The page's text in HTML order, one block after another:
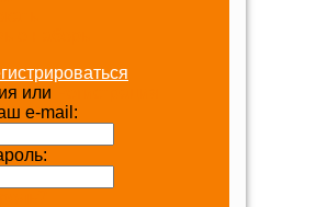
или
e-mail: